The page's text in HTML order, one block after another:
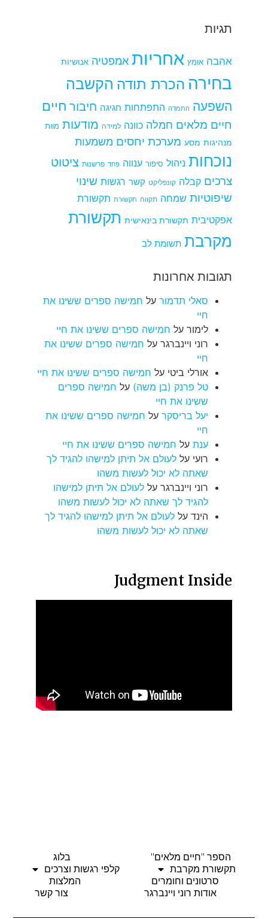
תגיות
אהבה אומץ אחריות אמפטיה אנושיות
בחירה הכרת תודה הקשבה
השפעה התמדה התפתחות חגיגה חיבור חיים
חיים מלאים חמלה כוונה למידה מודעות מוות
מנהיגות מסע מערכת יחסים משמעות
נוכחות ניהול סיפור ענווה פחד פרשנות ציטוט
צרכים קבלה קונפליקט קשר רגשות שינוי
שיפוטיות שמחה תקווה תקשורת תקשורת
אפקטיבית תקשורת בינאישית תקשורת
מקרבת תשומת לב
תגובות אחרונות
סאלי תדמור על חמישה ספרים ששינו את
חיי
לימור על חמישה ספרים ששינו את חיי
רוני ויינברגר על חמישה ספרים ששינו את
חיי
אורלי ביטי על חמישה ספרים ששינו את חיי
טל פרנק (בן משה) על חמישה ספרים
ששינו את חיי
יעל בריסקר על חמישה ספרים ששינו את
חיי
ענת על חמישה ספרים ששינו את חיי
רועי על לעולם אל תיתן למישהו להגיד לך
שאתה לא יכול לעשות משהו
רוני ויינברגר על לעולם אל תיתן למישהו
להגיד לך שאתה לא יכול לעשות משהו
הינד על לעולם אל תיתן למישהו להגיד לך
שאתה לא יכול לעשות משהו
Judgment Inside
הספר "חיים מלאים"
בלוג
תקשורת מקרבת
קלפי רגשות וצרכים
סרטונים וחומרים
המלצות
אודות רוני ויינברגר
צור קשר